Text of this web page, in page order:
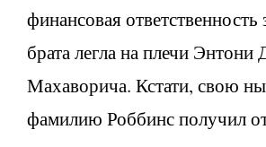
финансовая ответственность
брата легла на плечи Энтони
Махаворича. Кстати, свою
фамилию Роббинс получил